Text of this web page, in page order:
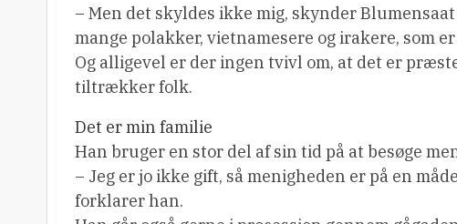
– Men det skyldes ikke mig, skynder
mange polakker, vietnamesere og irakere, som
Og alligevel er der ingen tvivl om, at det er
tiltrækker folk.
Det er min familie
Han bruger en stor del af sin tid på at besøge
– Jeg er jo ikke gift, så menigheden er på en
forklarer han.